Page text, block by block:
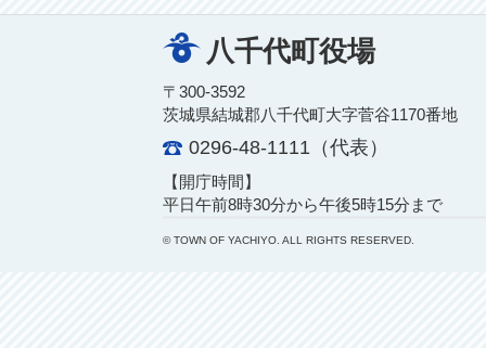
八千代町役場
〒300-3592
茨城県結城郡八千代町大字菅谷1170番地
0296-48-1111（代表）
【開庁時間】
平日午前8時30分から午後5時15分まで
© TOWN OF YACHIYO. ALL RIGHTS RESERVED.